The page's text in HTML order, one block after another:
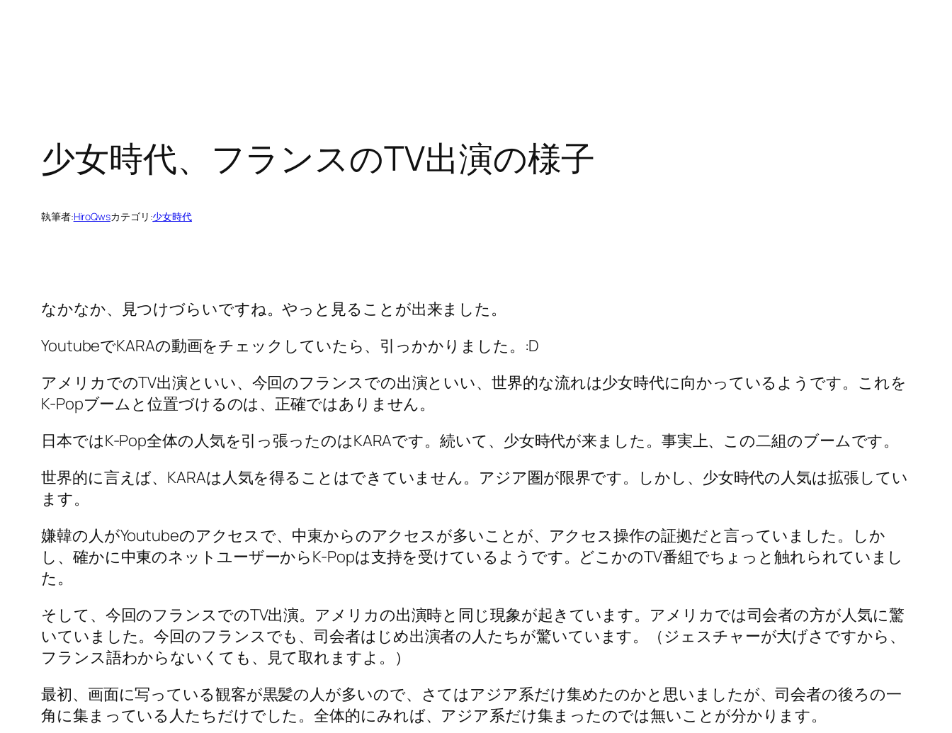
少女時代、フランスのTV出演の様子
執筆者:HiroQwsカテゴリ:少女時代
なかなか、見つけづらいですね。やっと見ることが出来ました。
YoutubeでKARAの動画をチェックしていたら、引っかかりました。:D
アメリカでのTV出演といい、今回のフランスでの出演といい、世界的な流れは少女時代に向かっているようです。これを
K-Popブームと位置づけるのは、正確ではありません。
日本ではK-Pop全体の人気を引っ張ったのはKARAです。続いて、少女時代が来ました。事実上、この二組のブームです。
世界的に言えば、KARAは人気を得ることはできていません。アジア圏が限界です。しかし、少女時代の人気は拡張してい
ます。
嫌韓の人がYoutubeのアクセスで、中東からのアクセスが多いことが、アクセス操作の証拠だと言っていました。しか
し、確かに中東のネットユーザーからK-Popは支持を受けているようです。どこかのTV番組でちょっと触れられていまし
た。
そして、今回のフランスでのTV出演。アメリカの出演時と同じ現象が起きています。アメリカでは司会者の方が人気に驚
いていました。今回のフランスでも、司会者はじめ出演者の人たちが驚いています。（ジェスチャーが大げさですから、
フランス語わからないくても、見て取れますよ。）
最初、画面に写っている観客が黒髪の人が多いので、さてはアジア系だけ集めたのかと思いましたが、司会者の後ろの一
角に集まっている人たちだけでした。全体的にみれば、アジア系だけ集まったのでは無いことが分かります。